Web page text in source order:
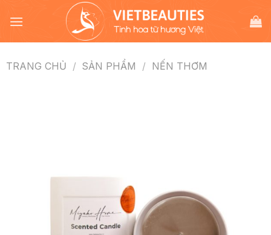
đến
TRANG CHỦ / SẢN PHẨM / NẾN THƠM